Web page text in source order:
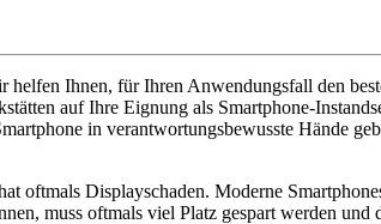
helfen Ihnen, für Ihren Anwendungsfall den
auf Ihre Eignung als Smartphone-
in verantwortungsbewusste Hände
oftmals Displayschaden. Moderne
muss oftmals viel Platz gespart werden